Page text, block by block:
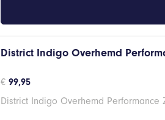
District Indigo Overhemd
€ 99,95
District Indigo Overhemd Performance